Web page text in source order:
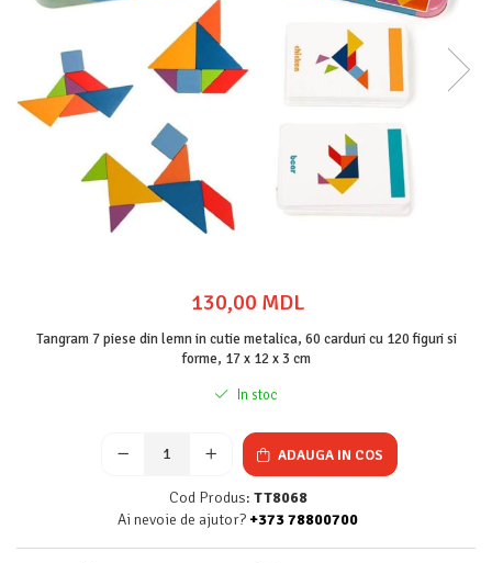
130,00 MDL
Tangram 7 piese din lemn in cutie metalica, 60 carduri cu 120 figuri si
forme, 17 x 12 x 3 cm
In stoc
ADAUGA IN COS
Cod Produs: TT8068
Ai nevoie de ajutor?+373 78800700